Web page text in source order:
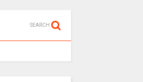
SEARCH